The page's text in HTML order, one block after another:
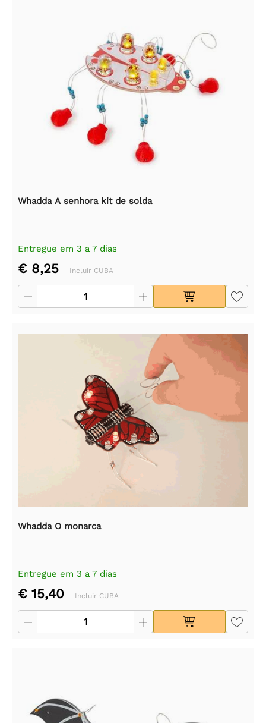
Whadda A senhora kit de solda
Entregue em 3 a 7 dias
€ 8,25 Incluir CUBA
Whadda O monarca
Entregue em 3 a 7 dias
€ 15,40 Incluir CUBA